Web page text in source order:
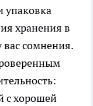
упаковка
хранения в
вас сомнения.
с хорошей